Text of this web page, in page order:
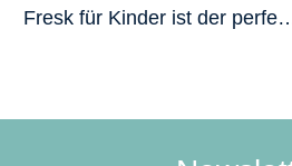
Fresk für Kinder ist der